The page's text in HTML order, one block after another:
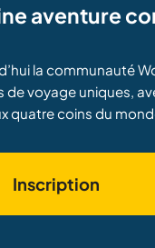
aventure
la communauté
de voyage uniques,
quatre coins du
Inscription